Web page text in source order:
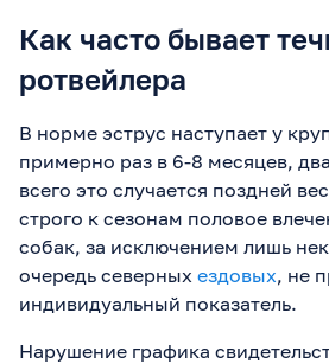
Как часто бывает
ротвейлера
В норме эструс наступает у
примерно раз в 6-8 месяцев,
всего это случается поздней
строго к сезонам половое
собак, за исключением лишь
очередь северных ездовых, не
индивидуальный показатель.
Нарушение графика